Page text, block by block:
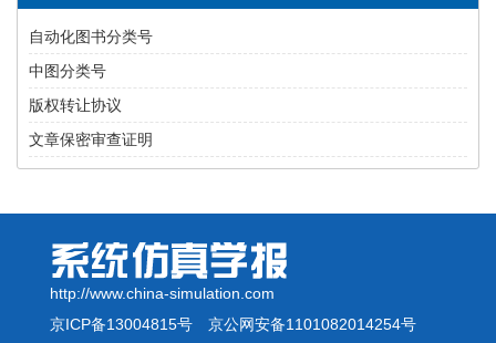
自动化图书分类号
中图分类号
版权转让协议
文章保密审查证明
http://www.china-simulation.com
京ICP备13004815号 京公网安备1101082014254号